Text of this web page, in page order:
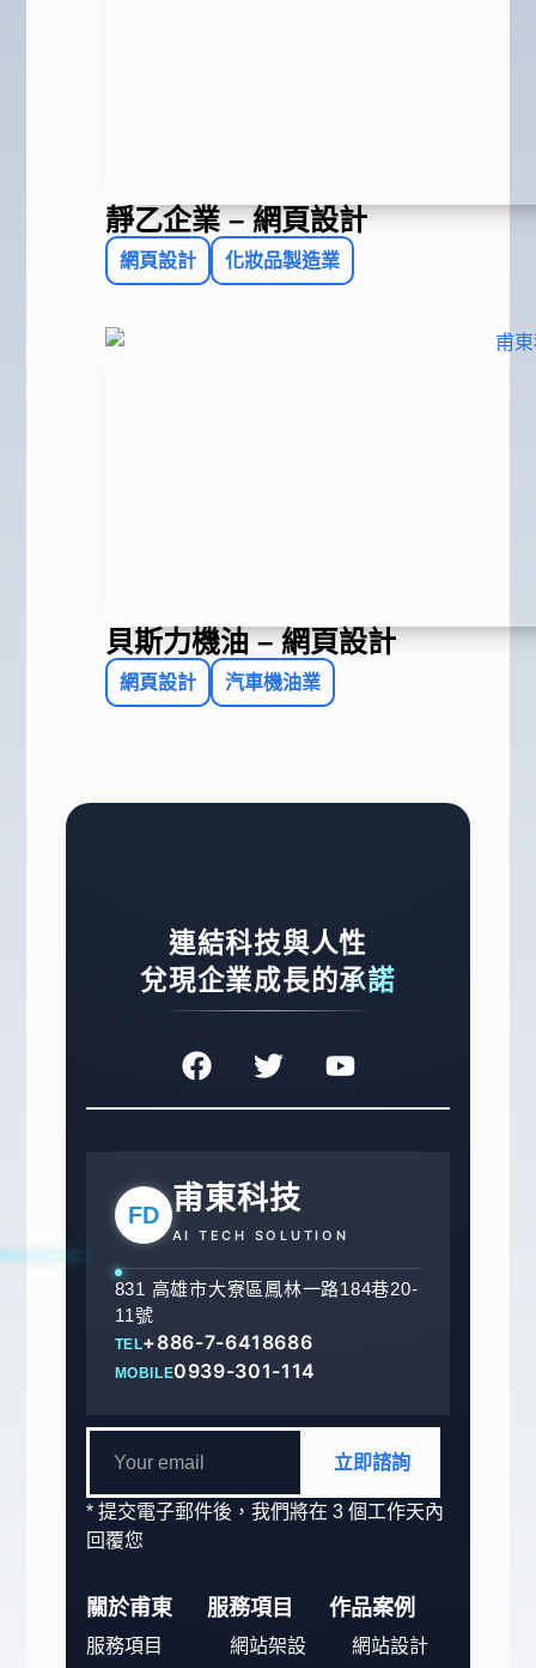
靜乙企業 – 網頁設計
網頁設計 化妝品製造業
貝斯力機油 – 網頁設計
網頁設計 汽車機油業
連結科技與人性
兌現企業成長的承諾
FD 甫東科技
AI TECH SOLUTION
831 高雄市大寮區鳳林一路184巷20-
11號
TEL+886-7-6418686
MOBILE0939-301-114
立即諮詢
* 提交電子郵件後，我們將在 3 個工作天內
回覆您
關於甫東
服務項目
服務項目
網站架設
作品案例
網站設計